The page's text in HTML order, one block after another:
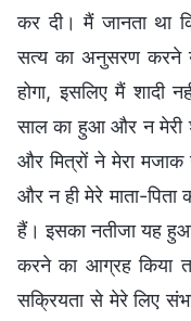
कर दी। मैं जानता था
सत्य का अनुसरण करने
होगा, इसलिए मैं शादी
साल का हुआ और न मेरी
और मित्रों ने मेरा
और न ही मेरे माता-
हैं। इसका नतीजा यह हुआ
करने का आग्रह किया
सक्रियता से मेरे लिए